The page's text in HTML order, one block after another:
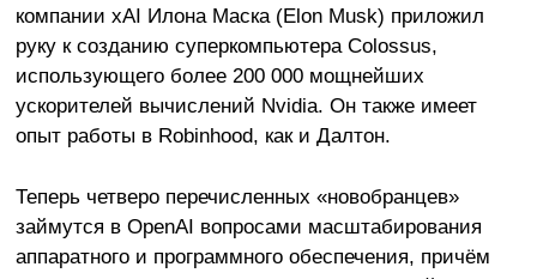
компании xAI Илона Маска (Elon Musk) приложил
руку к созданию суперкомпьютера Colossus,
использующего более 200 000 мощнейших
ускорителей вычислений Nvidia. Он также имеет
опыт работы в Robinhood, как и Далтон.
Теперь четверо перечисленных «новобранцев»
займутся в OpenAI вопросами масштабирования
аппаратного и программного обеспечения, причём